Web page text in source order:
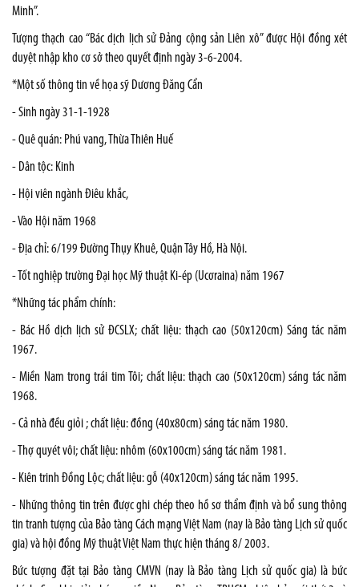
Minh”.
Tượng thạch cao “Bác dịch lịch sử Đảng cộng sản Liên xô” được Hội đồng xét
duyệt nhập kho cơ sở theo quyết định ngày 3-6-2004.
*Một số thông tin về họa sỹ Dương Đăng Cẩn
- Sinh ngày 31-1-1928
- Quê quán: Phú vang, Thừa Thiên Huế
- Dân tộc: Kinh
- Hội viên ngành Điêu khắc,
- Vào Hội năm 1968
- Địa chỉ: 6/199 Đường Thụy Khuê, Quận Tây Hồ, Hà Nội.
- Tốt nghiệp trường Đại học Mỹ thuật Ki-ép (Ucơraina) năm 1967
*Những tác phẩm chính:
- Bác Hồ dịch lịch sử ĐCSLX; chất liệu: thạch cao (50x120cm) Sáng tác năm
1967.
- Miền Nam trong trái tim Tôi; chất liệu: thạch cao (50x120cm) sáng tác năm
1968.
- Cả nhà đều giỏi ; chất liệu: đồng (40x80cm) sáng tác năm 1980.
- Thợ quyét vôi; chất liệu: nhôm (60x100cm) sáng tác năm 1981.
- Kiên trinh Đồng Lộc; chất liệu: gỗ (40x120cm) sáng tác năm 1995.
- Những thông tin trên được ghi chép theo hồ sơ thẩm định và bổ sung thông
tin tranh tượng của Bảo tàng Cách mạng Việt Nam (nay là Bảo tàng Lịch sử quốc
gia) và hội đồng Mỹ thuật Việt Nam thực hiện tháng 8/ 2003.
Bức tượng đặt tại Bảo tàng CMVN (nay là Bảo tàng Lịch sử quốc gia) là bức